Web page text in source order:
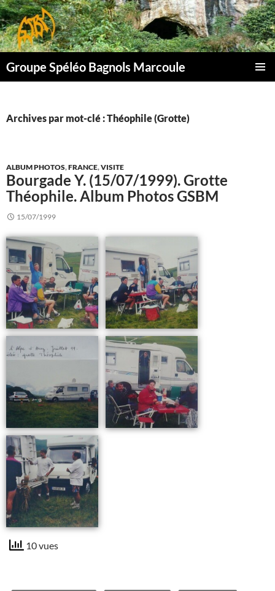
Aller
au
contenu
Groupe Spéléo Bagnols Marcoule
Archives par mot-clé : Théophile (Grotte)
ALBUM PHOTOS,FRANCE,VISITE
Bourgade Y. (15/07/1999). Grotte
Théophile. Album Photos GSBM
15/07/1999
10 vues